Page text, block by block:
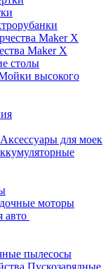
Maker X
столы
высокого
Аксессуары для моек
моторы
авто
пылесосы
Пускозарядные